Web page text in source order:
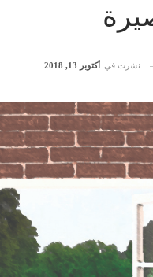
نشرت في أكتوبر 13, 2018